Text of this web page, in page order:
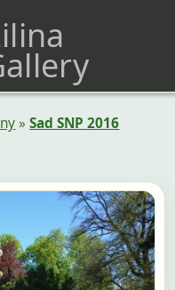
»Sad SNP 2016